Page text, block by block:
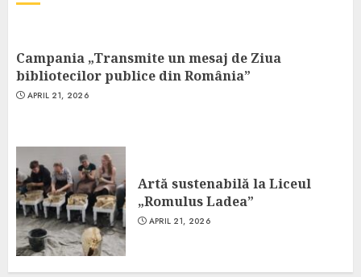
Campania „Transmite un mesaj de Ziua
bibliotecilor publice din România”
APRIL 21, 2026
Artă sustenabilă la Liceul
„Romulus Ladea”
APRIL 21, 2026